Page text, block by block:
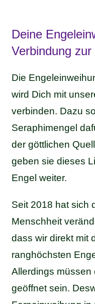
Deine
Verbindung zur
Die
wird Dich mit
verbinden. Dazu
Seraphimengel
der göttlichen
geben sie dieses
Engel weiter.
Seit 2018 hat sich
Menschheit
dass wir direkt mit
ranghöchsten
Allerdings müssen
geöffnet sein.